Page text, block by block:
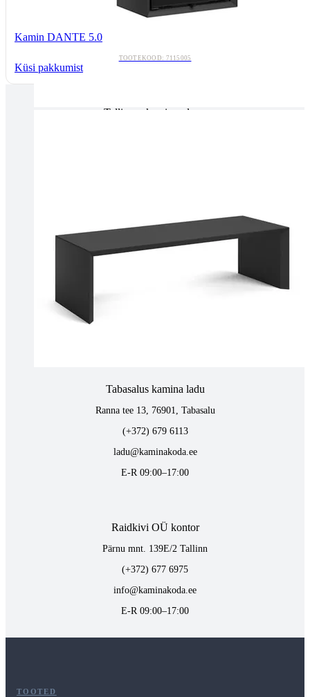
Kamin DANTE 5.0
TOOTEKOOD: 7115005
Küsi pakkumist
Tallinnas kaminasalong
Tartus kivi töötlemine
Tabasalus kamina ladu
Ranna tee 13, 76901, Tabasalu
(+372) 679 6113
ladu@kaminakoda.ee
E-R 09:00–17:00
Raidkivi OÜ kontor
Pärnu mnt. 139E/2 Tallinn
(+372) 677 6975
info@kaminakoda.ee
E-R 09:00–17:00
TOOTED